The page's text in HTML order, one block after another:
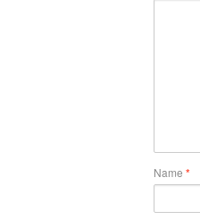
Name *